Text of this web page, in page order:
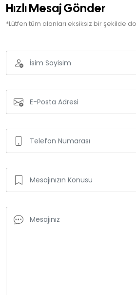
Hızlı Mesaj Gönder
*Lütfen tüm alanları eksiksiz bir şekilde